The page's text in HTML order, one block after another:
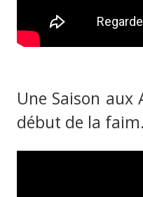
Une Saison aux
début de la